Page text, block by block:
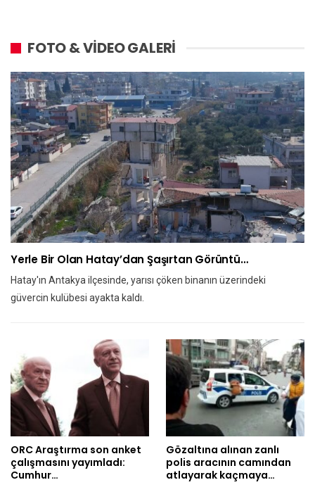
FOTO & VİDEO GALERİ
Yerle Bir Olan Hatay’dan Şaşırtan Görüntü…
Hatay'ın Antakya ilçesinde, yarısı çöken binanın üzerindeki
güvercin kulübesi ayakta kaldı.
ORC Araştırma son anket
çalışmasını yayımladı:
Cumhur…
Gözaltına alınan zanlı
polis aracının camından
atlayarak kaçmaya…